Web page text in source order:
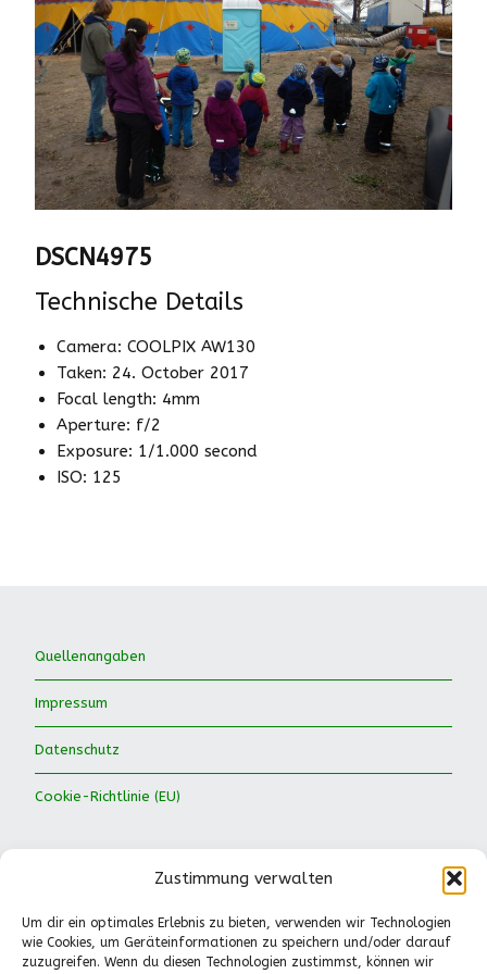
Zustimmung verwalten
Um dir ein optimales Erlebnis zu bieten, verwenden wir Technologien
wie Cookies, um Geräteinformationen zu speichern und/oder darauf
zuzugreifen. Wenn du diesen Technologien zustimmst, können wir
DSCN4975
Technische Details
Camera: COOLPIX AW130
Taken: 24. October 2017
Focal length: 4mm
Aperture: f/2
Exposure: 1/1.000 second
ISO: 125
Quellenangaben
Impressum
Datenschutz
Cookie-Richtlinie (EU)
Waldkinder Ismaning e.V.